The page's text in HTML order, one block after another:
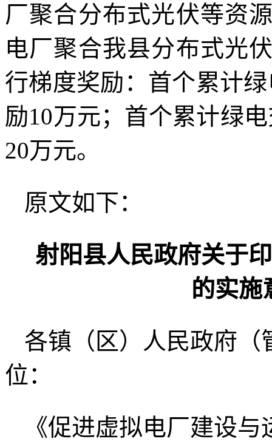
厂聚合分布式光伏等资
电厂聚合我县分布式光
行梯度奖励：首个累计
励10万元；首个累计绿
20万元。
原文如下：
射阳县人民政府关于
的实施
各镇（区）人民政府（
位：
《促进虚拟电厂建设